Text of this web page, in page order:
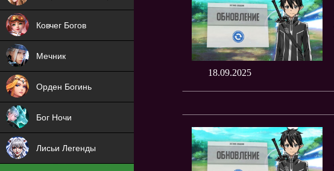
18.09.2025
Ковчег Богов
Мечник
Орден Богинь
Бог Ночи
Лисьи Легенды